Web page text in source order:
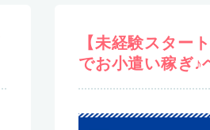
【未経験スター
でお小遣い稼ぎ♪